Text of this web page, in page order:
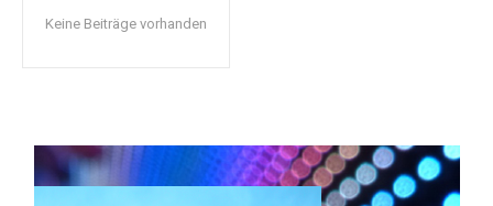
Keine Beiträge vorhanden